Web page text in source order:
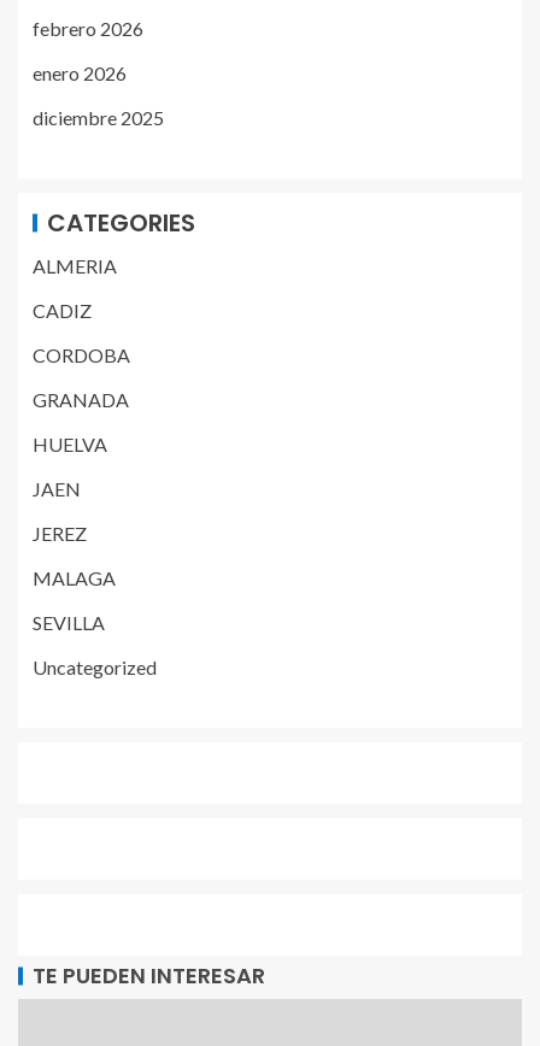
febrero 2026
enero 2026
diciembre 2025
CATEGORIES
ALMERIA
CADIZ
CORDOBA
GRANADA
HUELVA
JAEN
JEREZ
MALAGA
SEVILLA
Uncategorized
TE PUEDEN INTERESAR